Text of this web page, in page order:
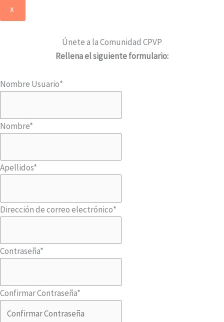
x
Únete a la Comunidad CPVP
Rellena el siguiente formulario:
Nombre Usuario*
Nombre*
Apellidos*
Dirección de correo electrónico*
Contraseña*
Confirmar Contraseña*